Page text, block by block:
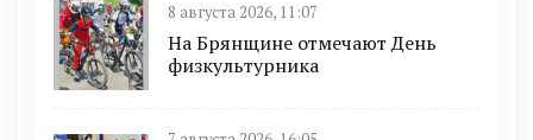
8 августа 2026, 11:07
На Брянщине отмечают День
физкультурника